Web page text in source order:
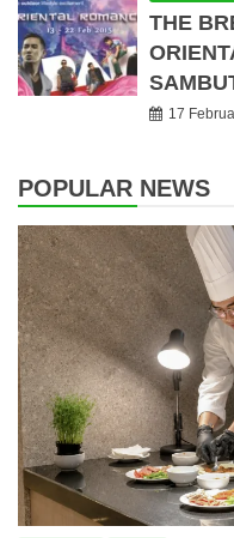
THE
17
POPULAR NEWS